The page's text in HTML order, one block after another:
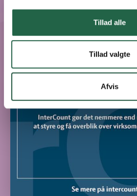
Tillad alle
Tillad valgte
Afvis